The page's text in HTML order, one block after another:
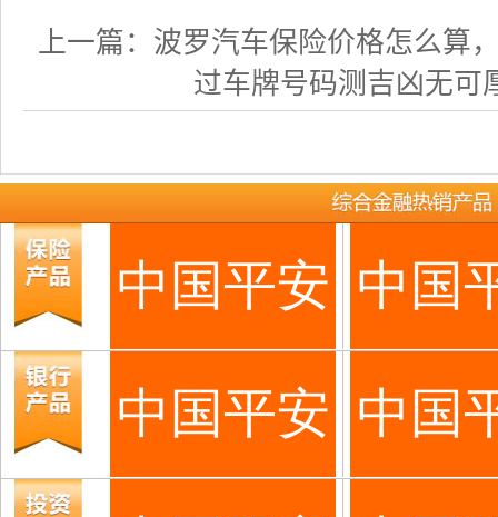
上一篇： 波罗汽车保险价格怎么算
过车牌号码测吉凶无可